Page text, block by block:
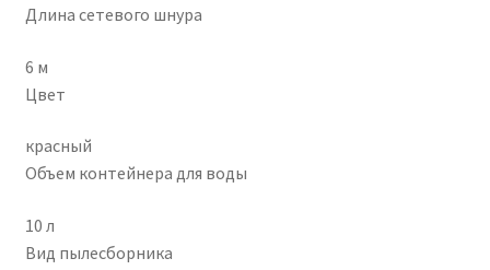
Длина сетевого шнура
6 м
Цвет
красный
Объем контейнера для воды
10 л
Вид пылесборника